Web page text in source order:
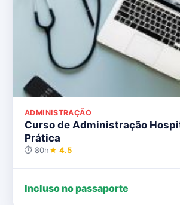
ADMINISTRAÇÃO
Curso de Administração
Prática
⏱ 80h★ 4.5
Incluso no passaporte